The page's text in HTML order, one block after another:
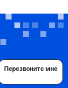
Перезвоните мне